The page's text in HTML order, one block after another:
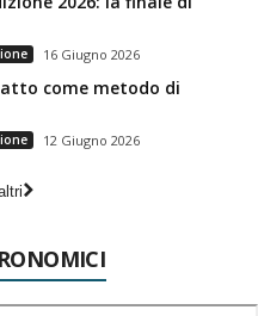
16 Giugno 2026
come metodo di
12 Giugno 2026